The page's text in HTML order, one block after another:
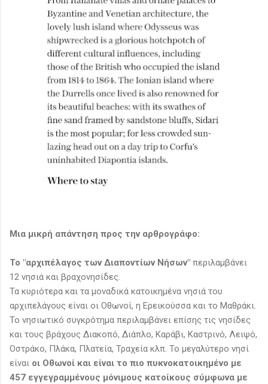
Μια μικρή απάντηση προς την αρθρογράφο:
Το "αρχιπέλαγος των Διαποντίων Νήσων" περιλαμβάνει
12 νησιά και βραχονησίδες.
Τα κυριότερα και τα μοναδικά κατοικημένα νησιά του
αρχιπελάγους είναι οι Οθωνοί, η Ερεικούσσα και το Μαθράκι.
Το νησιωτικό συγκρότημα περιλαμβάνει επίσης τις νησίδες
και τους βράχους Διακοπό, Διάπλο, Καράβι, Καστρινό, Λειψό,
Οστράκο, Πλάκα, Πλατεία, Τραχεία κλπ. Το μεγαλύτερο νησί
είναι οι Οθωνοί και είναι το πιο πυκνοκατοικημένο με
457 εγγεγραμμένους μόνιμους κατοίκους σύμφωνα με